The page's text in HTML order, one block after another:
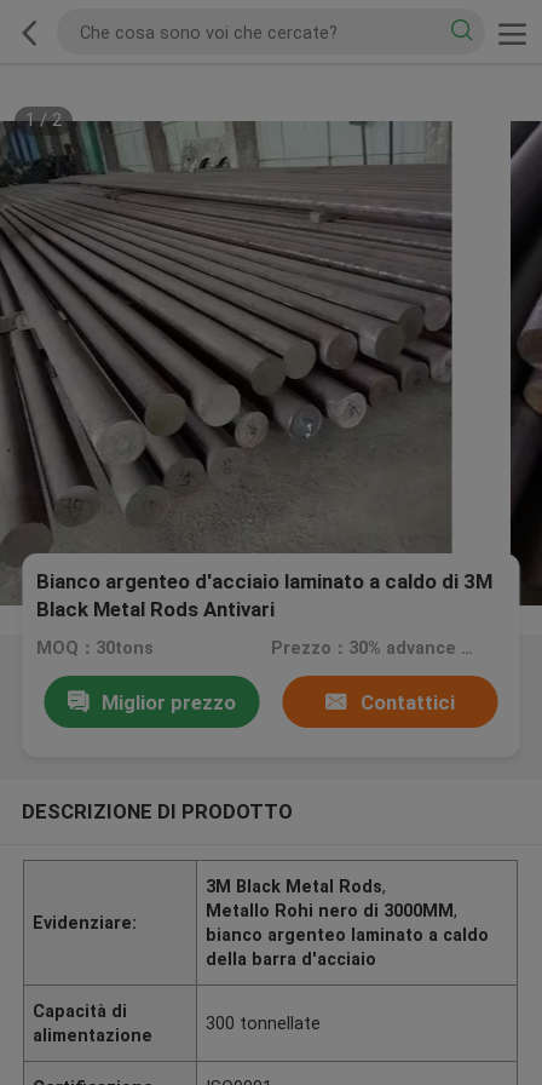
1/2
Bianco argenteo d'acciaio laminato a caldo di 3M
Black Metal Rods Antivari
MOQ：30tons Prezzo：30% advance payment (negotiate a price）
Miglior prezzo Contattici
DESCRIZIONE DI PRODOTTO
Evidenziare:
3M Black Metal Rods,
Metallo Rohi nero di 3000MM,
bianco argenteo laminato a caldo
della barra d'acciaio
Capacità di
alimentazione
300 tonnellate